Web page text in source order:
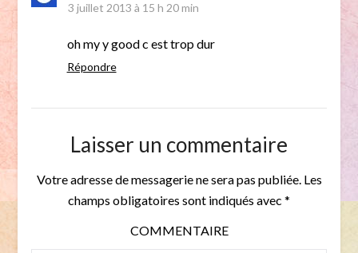
3 juillet 2013 à 15 h 20 min
oh my y good c est trop dur
Répondre
Laisser un commentaire
Votre adresse de messagerie ne sera pas publiée.Les
champs obligatoires sont indiqués avec *
COMMENTAIRE